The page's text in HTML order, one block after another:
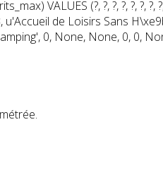
VALUES (?, ?, ?, ?, ?, ?, ?,
de Loisirs Sans
0, None, None, 0, 0,